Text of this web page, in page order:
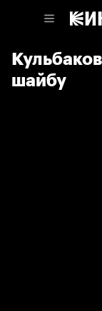
шайбу